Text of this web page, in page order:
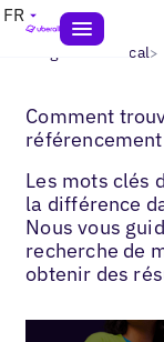
FR
Blogs> SEO local>
Comment
Les mots clés
la différence
Nous vous
recherche de
obtenir des